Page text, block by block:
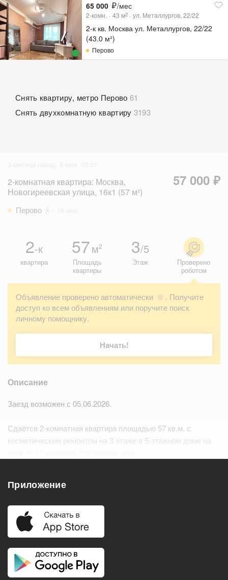
65 000 /мес
2-комн. 43 м2 ул. Металлургов, 22/22
2-к кв. Москва ул. Металлургов, 22/22
(43.0 м²)
Перово
Снять квартиру, метро Перово 61
Снять двухкомнатную квартиру 3193
2-комнатная квартира: Москва,
Новогиреевская улица, 16к1 (57 м²)
57 000 ₽
Перово
2-к
квартира
57м2
Площадь
квартиры
3/5
Этаж
Проверено
роботом
Объявление проверено автоматически ?
. Получите
доступ ко всем объявлениям или поручите поиск
личному помощнику.
Начать!
Описание
Заезд возможен с 05.06.2026.
Сдаётся 2-комнатная квартира площадью 57 кв.м. с
косметическим ремонтом на 3 этаже в 5-этажном доме на
Удобства
Балкон
Телевизор
Приложение